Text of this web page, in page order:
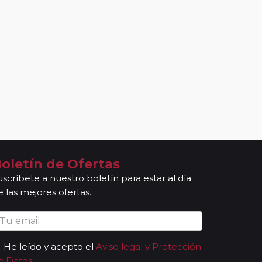
de Ofertas
a nuestro boletín para estar al día
las mejores ofertas.
He leído y acepto el Aviso legal y Protección